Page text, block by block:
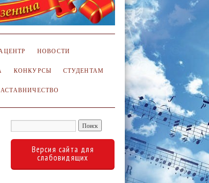
НОВОСТИ
КОНКУРСЫ СТУДЕНТАМ
Версия сайта для
слабовидящих